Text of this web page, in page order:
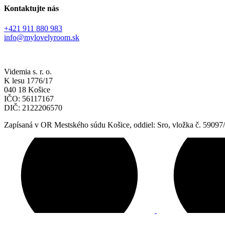
Kontaktujte nás
+421 911 880 983
info@mylovelyroom.sk
Videmia s. r. o.
K lesu 1776/17
040 18 Košice
IČO: 56117167
DIČ: 2122206570
Zapísaná v OR Mestského súdu Košice, oddiel: Sro, vložka č.